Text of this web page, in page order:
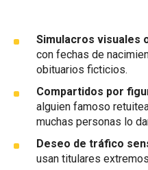
Simulacros visuales
con fechas de
obituarios ficticios.
Compartidos por
alguien famoso
muchas personas lo
Deseo de tráfico
usan titulares